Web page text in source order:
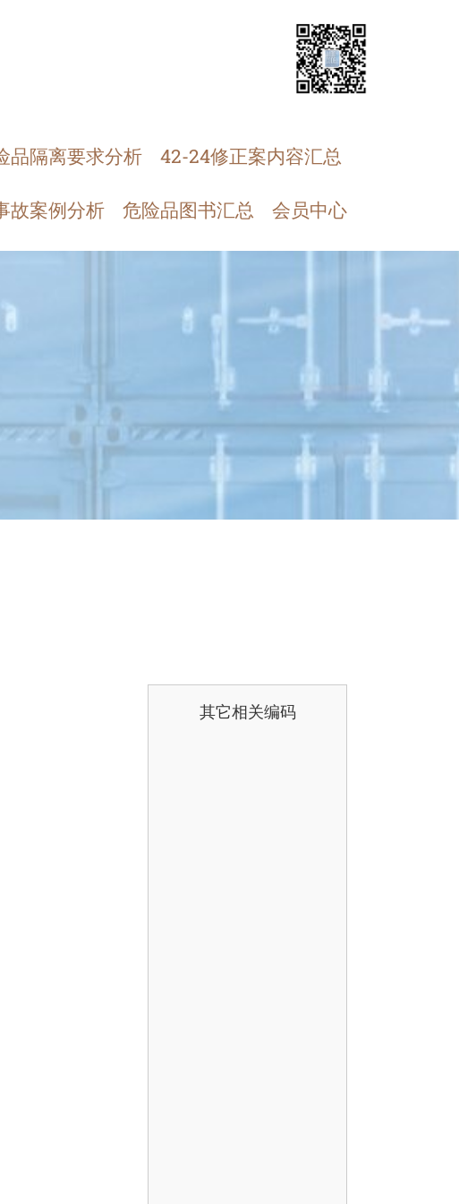
品隔离要求分析 42-24修正案内容汇总
故案例分析 危险品图书汇总 会员中心
其它相关编码